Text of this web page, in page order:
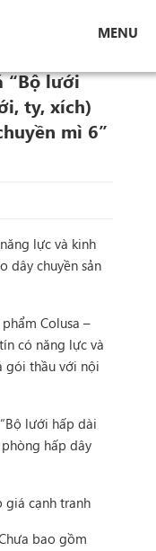
MENU
hấp dài 60
“Bộ lưới
ty, xích)
mì 6”
lực và kinh
dây chuyền sản
Colusa –
có năng lực và
gói thầu với nội
lưới hấp dài
hấp dây
giá cạnh tranh
bao gồm